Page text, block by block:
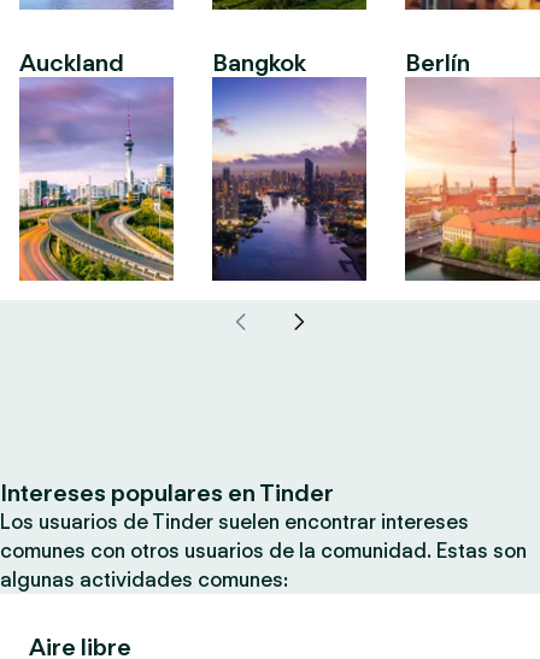
Auckland Bangkok Berlín
Intereses populares en Tinder
Los usuarios de Tinder suelen encontrar intereses
comunes con otros usuarios de la comunidad. Estas son
algunas actividades comunes:
Aire libre